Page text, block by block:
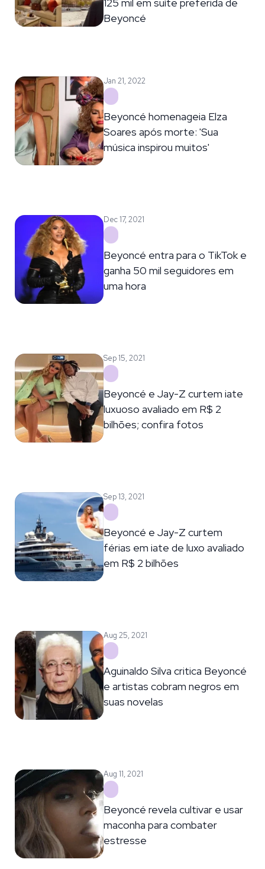
Beyoncé
Jan 21, 2022
Beyoncé homenageia Elza
Soares após morte: 'Sua
música inspirou muitos'
Dec 17, 2021
Beyoncé entra para o TikTok e
ganha 50 mil seguidores em
uma hora
Sep 15, 2021
Beyoncé e Jay-Z curtem iate
luxuoso avaliado em R$ 2
bilhões; confira fotos
Sep 13, 2021
Beyoncé e Jay-Z curtem
férias em iate de luxo avaliado
em R$ 2 bilhões
Aug 25, 2021
Aguinaldo Silva critica Beyoncé
e artistas cobram negros em
suas novelas
Aug 11, 2021
Beyoncé revela cultivar e usar
maconha para combater
estresse